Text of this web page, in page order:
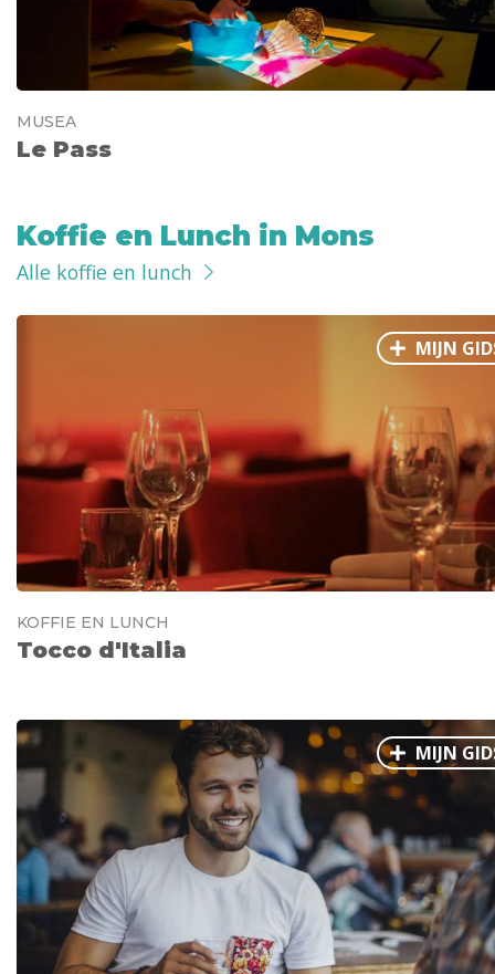
MUSEA
Le Pass
Koffie en Lunch in Mons
Alle koffie en lunch
MIJN
KOFFIE EN LUNCH
Tocco d'Italia
MIJN